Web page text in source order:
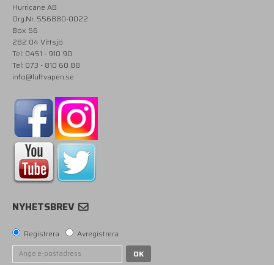
Hurricane AB
Org.Nr. 556880-0022
Box 56
282 04 Vittsjö
Tel: 0451 - 910 90
Tel: 073 - 810 60 88
info@luftvapen.se
NYHETSBREV
Registrera
Avregistrera
OK